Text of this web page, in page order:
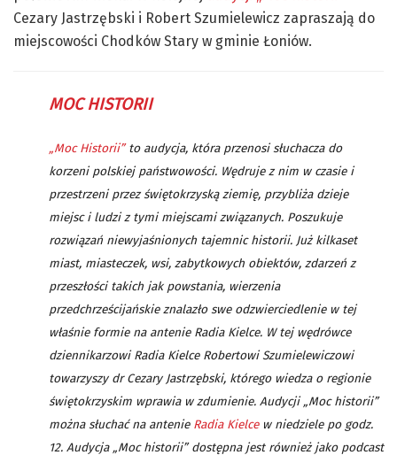
Cezary Jastrzębski i Robert Szumielewicz zapraszają do
miejscowości Chodków Stary w gminie Łoniów.
MOC HISTORII
„Moc Historii”to audycja, która przenosi słuchacza do
korzeni polskiej państwowości. Wędruje z nim w czasie i
przestrzeni przez świętokrzyską ziemię, przybliża dzieje
miejsc i ludzi z tymi miejscami związanych. Poszukuje
rozwiązań niewyjaśnionych tajemnic historii. Już kilkaset
miast, miasteczek, wsi, zabytkowych obiektów, zdarzeń z
przeszłości takich jak powstania, wierzenia
przedchrześcijańskie znalazło swe odzwierciedlenie w tej
właśnie formie na antenie Radia Kielce. W tej wędrówce
dziennikarzowi Radia Kielce Robertowi Szumielewiczowi
towarzyszy dr Cezary Jastrzębski, którego wiedza o regionie
świętokrzyskim wprawia w zdumienie. Audycji „Moc historii”
można słuchać na antenie Radia Kielcew niedziele po godz.
12. Audycja „Moc historii” dostępna jest również jako podcast